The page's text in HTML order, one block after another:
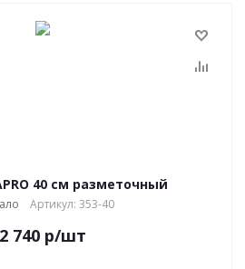
40 см разметочный
Артикул: 353-40
2 740 р/шт